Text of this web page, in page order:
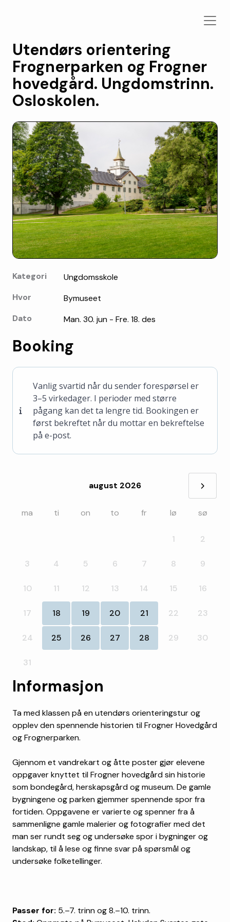
Utendørs orientering
Frognerparken og Frogner
hovedgård. Ungdomstrinn.
Osloskolen.
Kategori
Ungdomsskole
Hvor
Bymuseet
Dato
Man. 30. jun - Fre. 18. des
Booking
Vanlig svartid når du sender forespørsel er
3–5 virkedager. I perioder med større
pågang kan det ta lengre tid. Bookingen er
først bekreftet når du mottar en bekreftelse
på e-post.
august 2026 »
ma ti on to fr lø sø
1 2
3 4 5 6 7 8 9
10 11 12 13 14 15 16
17 18 19 20 21 22 23
24 25 26 27 28 29 30
31
Informasjon
Ta med klassen på en utendørs orienteringstur og
opplev den spennende historien til Frogner Hovedgård
og Frognerparken.
Gjennom et vandrekart og åtte poster gjør elevene
oppgaver knyttet til Frogner hovedgård sin historie
som bondegård, herskapsgård og museum. De gamle
bygningene og parken gjemmer spennende spor fra
fortiden. Oppgavene er varierte og spenner fra å
sammenligne gamle malerier og fotografier med det
man ser rundt seg og undersøke spor i bygninger og
landskap, til å lese og finne svar på spørsmål og
undersøke folketellinger.
Passer for: 5.–7. trinn og 8.–10. trinn.